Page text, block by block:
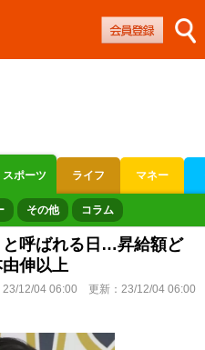
スポーツ ライフ マネー
その他 コラム
呼ばれる日…昇給額ど
伸以上
23/12/04 06:00 更新： 23/12/04 06:00